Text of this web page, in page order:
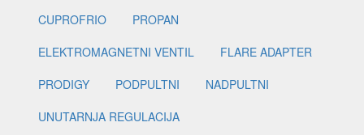
CUPROFRIO
PROPAN
ELEKTROMAGNETNI VENTIL
FLARE ADAPTER
PRODIGY
PODPULTNI
NADPULTNI
UNUTARNJA REGULACIJA